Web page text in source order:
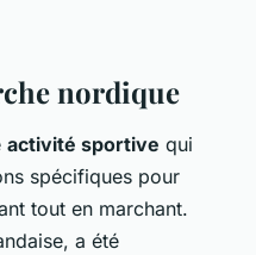
nordique
activité sportive qui
spécifiques pour
tout en marchant.
a été